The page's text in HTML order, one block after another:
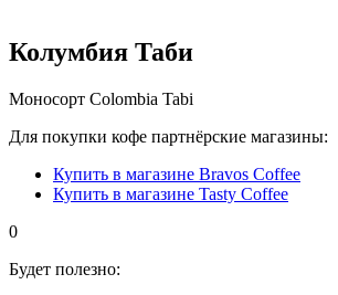
Колумбия Таби
Моносорт Colombia Tabi
Для покупки кофе партнёрские магазины:
Купить в магазине Bravos Coffee
Купить в магазине Tasty Coffee
0
Будет полезно: